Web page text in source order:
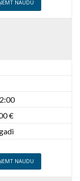
NAUDU
€
NAUDU